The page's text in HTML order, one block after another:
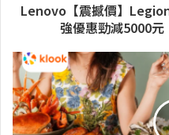
Lenovo【震撼價】
強優惠勁減5000元